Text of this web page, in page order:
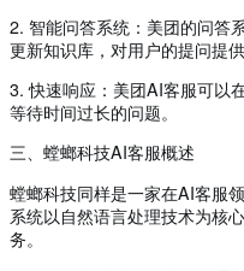
2. 智能问答系统：美团的问答
更新知识库，对用户的提问提供
3. 快速响应：美团AI客服可以
等待时间过长的问题。
三、螳螂科技AI客服概述
螳螂科技同样是一家在AI客服
系统以自然语言处理技术为核
务。